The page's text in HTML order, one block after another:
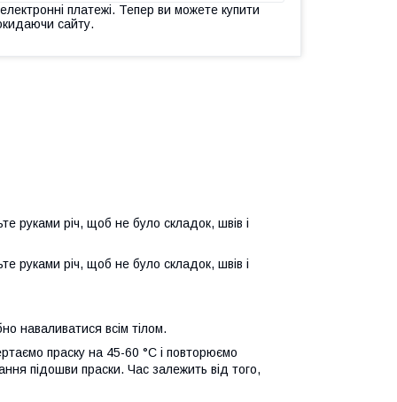
платежі. Тепер ви можете купити
сайту.
руками річ, щоб не було складок, швів і
руками річ, щоб не було складок, швів і
наваливатися всім тілом.
праску на 45-60 °C і повторюємо
підошви праски. Час залежить від того,